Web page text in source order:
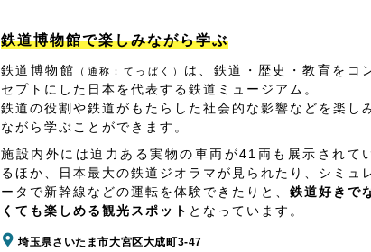
鉄道博物館で楽しみながら学ぶ
鉄道博物館 （通称：てっぱく） は、鉄道・歴史・教育をコ
セプトにした日本を代表する鉄道ミュージアム。
鉄道の役割や鉄道がもたらした社会的な影響などを楽し
ながら学ぶことができます。
施設内外には迫力ある実物の車両が41両も展示されて
るほか、日本最大の鉄道ジオラマが見られたり、シミュ
ータで新幹線などの運転を体験できたりと、 鉄道好きで
くても楽しめる観光スポット となっています。
埼玉県さいたま市大宮区大成町3-47